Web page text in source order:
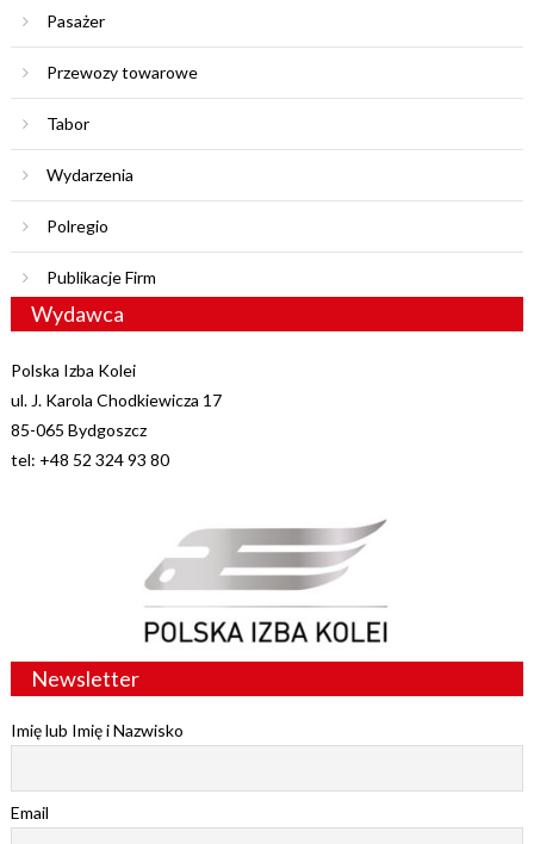
Pasażer
Przewozy towarowe
Tabor
Wydarzenia
Polregio
Publikacje Firm
Wydawca
Polska Izba Kolei
ul. J. Karola Chodkiewicza 17
85-065 Bydgoszcz
tel: +48 52 324 93 80
Newsletter
Imię lub Imię i Nazwisko
Email